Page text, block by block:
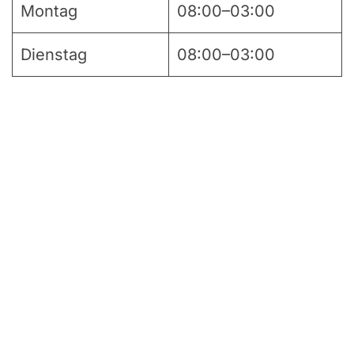
Montag 08:00–03:00
Dienstag 08:00–03:00